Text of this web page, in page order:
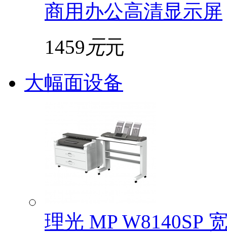
商用办公高清显示屏
1459 元元
大幅面设备
理光 MP W8140SP